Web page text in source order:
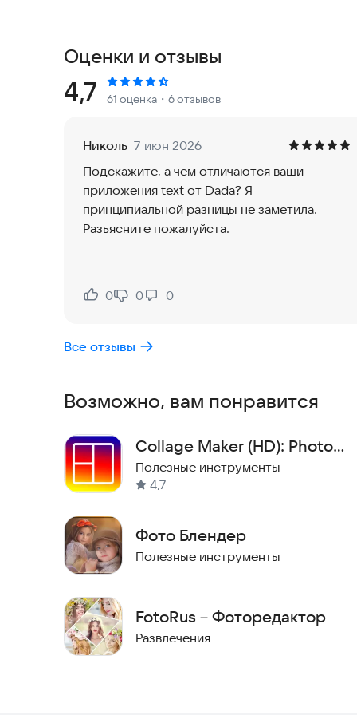
Используйте большую коллекцию
ОГРОМНЫЙ НАБОР СТИКЕРОВ
Выбирайте стикеры для коллажа из обширной
множество других параметров.
ДОБАВЛЯЙТЕ ТЕКСТ В КОЛЛАЖ
Большой выбор красивых шрифтов с
настройки текста.
Не хватило нашей коллекции? Сделайте
Создайте уникальный коллаж.
Красивые фоновые картинки для ваших
Сохраняйте коллажи над которыми работаете,
Благодарим за вашу поддержку и обратную
пообщаться с вами и ответить на любые
Оценки и отзывы
Рейтинг:
4,7 61 оценка ・6 отзывов
Николь 7 июн 2026
Подскажите, а чем отличаются ваши
приложения text от Dada? Я
принципиальной разницы не заметила.
Разьясните пожалуйста.
Нравится:
0
Не нравится:
0 0
Все отзывы
Возможно, вам понравится
Collage Maker (HD): Photo
Grid
Полезные инструменты
4,7
Фото Блендер
Полезные инструменты
FotoRus－Фоторедактор
Развлечения